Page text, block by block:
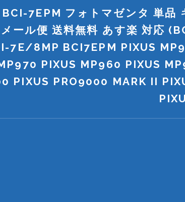
BCI-7EPM フォトマゼンタ 単品
ール便 送料無料 あす楽 対応
7E/8MP BCI7EPM PIXUS
PIXUS MP960 PIXUS
PIXUS PRO9000 MARK II